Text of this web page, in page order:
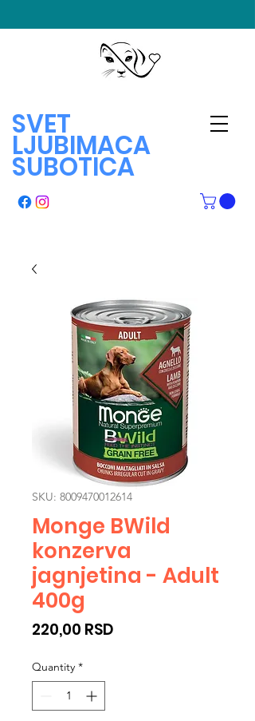
SVET
LJUBIMACA
SUBOTICA
SKU: 8009470012614
Monge BWild
konzerva
jagnjetina - Adult
400g
220,00 RSD
Quantity *